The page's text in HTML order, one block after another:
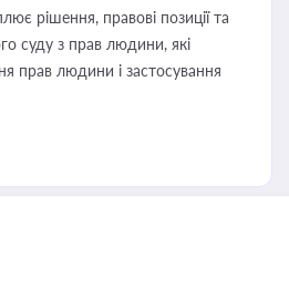
рішення, правові позиції та
суду з прав людини, які
прав людини і застосування